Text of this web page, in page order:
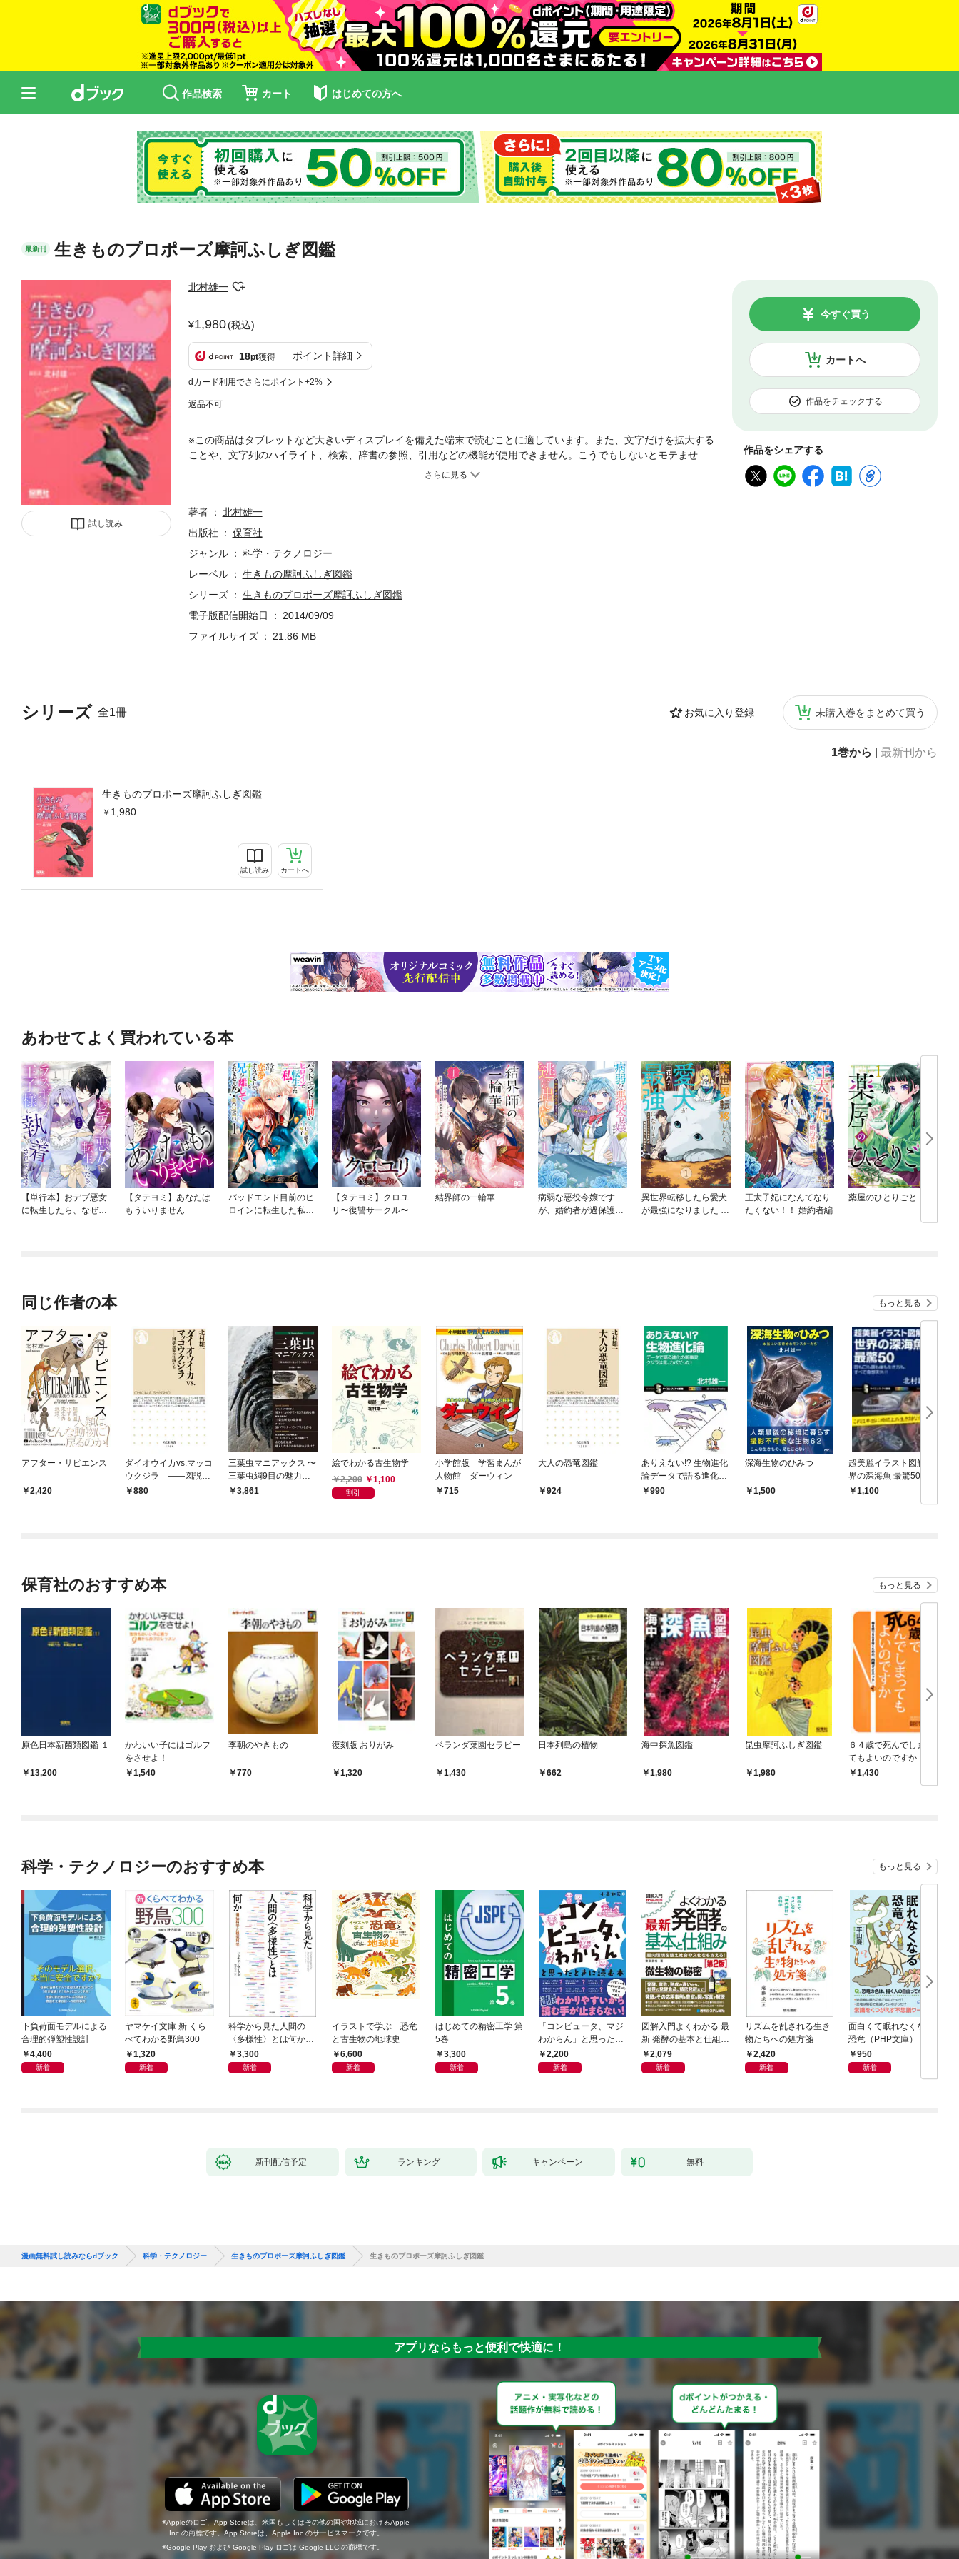
作品検索 カート はじめての方へ
最新刊 生きものプロポーズ摩訶ふしぎ図鑑
試し読み
北村雄一
1,980(税込)
18pt獲得 ポイント詳細
dカード利用でさらにポイント+2%
返品不可
カートへ
今すぐ買う
作品をチェックする
作品をシェアする
シリーズ 全1冊 お気に入り登録 未購入巻をまとめて買う
1巻から 最新刊から
生きものプロポーズ摩訶ふしぎ図鑑
1,980
試し読み カートへ
※この商品はタブレットなど大きいディスプレイを備えた端末で読むことに適しています。また、文字だけを拡大する
ことや、文字列のハイライト、検索、辞書の参照、引用などの機能が使用できません。こうでもしないとモテません
著者
北村雄一
出版社
保育社
ジャンル
科学・テクノロジー
レーベル
生きもの摩訶ふしぎ図鑑
シリーズ
生きものプロポーズ摩訶ふしぎ図鑑
電子版配信開始日
2014/09/09
ファイルサイズ
21.86 MB
あわせてよく買われている本
【単行本】おデブ悪女
に転生したら、なぜか
【タテヨミ】あなたは
もういりません
バッドエンド目前のヒ
ロインに転生した私、
【タテヨミ】クロユ
リ〜復讐サークル〜
結界師の一輪華
病弱な悪役令嬢です
が、婚約者が過保護す
異世界転移したら愛犬
が最強になりました ～
王太子妃になんてなり
たくない！！ 婚約者編
薬屋のひとりごと
同じ作者の本 もっと見る
アフター・サピエンス
2,420
ダイオウイカvs.マッコ
ウクジラ ――図説・
深海の怪物たち
880
三葉虫マニアックス 〜
三葉虫綱9目の魅力と
その見分け方〜
3,861
絵でわかる古生物学
2,200
1,100
割引
小学館版 学習まんが
人物館 ダーウィン
715
大人の恐竜図鑑
924
ありえない!? 生物進化
論データで語る進化の
新事実 クジラは昔、
990
深海生物のひみつ
1,500
超美麗イラスト図解 世
界の深海魚 最驚50目
も口も頭も体も生き方
も、すべて奇想天外!!
1,100
保育社のおすすめ本 もっと見る
原色日本新菌類図鑑 １
13,200
かわいい子にはゴルフ
をさせよ！
1,540
李朝のやきもの
770
復刻版 おりがみ
1,320
ベランダ菜園セラピー
1,430
日本列島の植物
662
海中探魚図鑑
1,980
昆虫摩訶ふしぎ図鑑
1,980
６４歳で死んでしまっ
てもよいのですか
1,430
科学・テクノロジーのおすすめ本 もっと見る
下負荷面モデルによる
合理的弾塑性設計
4,400
新着
ヤマケイ文庫 新 くら
べてわかる野鳥300
1,320
新着
科学から見た人間の
〈多様性〉とは何か―
―遺伝科学と疑似科学
3,300
新着
イラストで学ぶ 恐竜
と古生物の地球史
6,600
新着
はじめての精密工学 第
5巻
3,300
新着
「コンピュータ、マジ
わからん」と思ったと
きに読む本
2,200
新着
図解入門よくわかる 最
新 発酵の基本と仕組み
［第2版］
2,079
新着
リズムを乱される生き
物たちへの処方箋
2,420
新着
面白くて眠れなくなる
恐竜（PHP文庫）
950
新着
新刊配信予定 ランキング キャンペーン 無料
漫画無料試し読みならdブック 科学・テクノロジー 生きものプロポーズ摩訶ふしぎ図鑑 生きものプロポーズ摩訶ふしぎ図鑑
アプリならもっと便利で快適に！
Appleのロゴ、App Storeは、米国もしくはその他の国や地域におけるApple
Inc.の商標です。App Storeは、Apple Inc.のサービスマークです。
Google Play および Google Play ロゴは Google LLC の商標です。